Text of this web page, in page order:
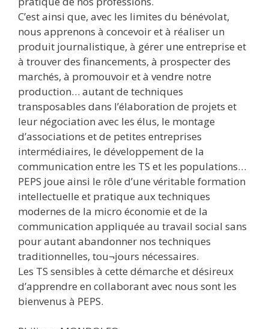
C’est ainsi que, avec les limites du bénévolat,
nous apprenons à concevoir et à réaliser un
produit journalistique, à gérer une entreprise et
à trouver des financements, à prospecter des
marchés, à promouvoir et à vendre notre
production… autant de techniques
transposables dans l’élaboration de projets et
leur négociation avec les élus, le montage
d’associations et de petites entreprises
intermédiaires, le développement de la
communication entre les TS et les populations…
PEPS joue ainsi le rôle d’une véritable formation
intellectuelle et pratique aux techniques
modernes de la micro économie et de la
communication appliquée au travail social sans
pour autant abandonner nos techniques
traditionnelles, tou¬jours nécessaires.
Les TS sensibles à cette démarche et désireux
d’apprendre en collaborant avec nous sont les
bienvenus à PEPS.